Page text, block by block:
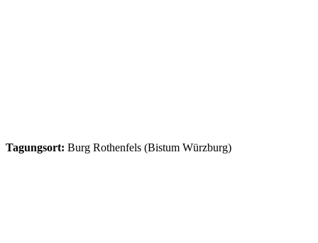
Tagungsort: Burg Rothenfels (Bistum Würzburg)